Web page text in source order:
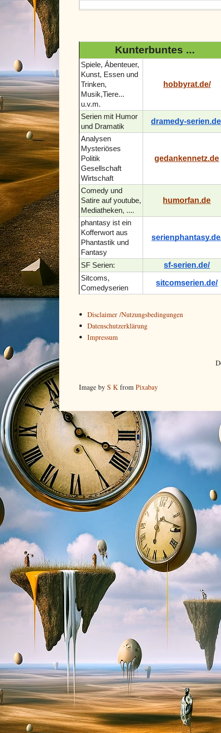
Kunterbuntes ...
Spiele, Ábenteuer,
Kunst, Essen und
Trinken,
Musik,Tiere...
u.v.m.
hobbyrat.de/
Serien mit Humor
und Dramatik
dramedy-
Analysen
Mysteriöses
Politik
Gesellschaft
Wirtschaft
gedankennetz.de
Comedy und
Satire auf youtube,
Mediatheken, ....
humorfan.de
phantasy ist ein
Kofferwort aus
Phantastik und
Fantasy
SF Serien: sf-serien.de/
Sitcoms,
Comedyserien
sitcomserien.de/
Disclaimer /Nutzungsbedingungen
Datenschutzerklärung
Impressum
Image by S K from Pixabay